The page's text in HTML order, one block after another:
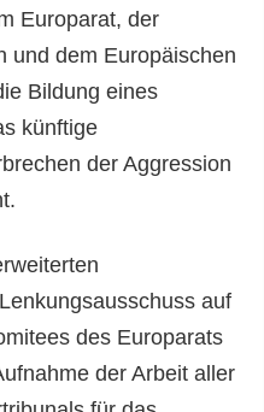
Europarat, der
und dem Europäischen
Bildung eines
künftige
der Aggression
auf
des Europarats
der Arbeit aller